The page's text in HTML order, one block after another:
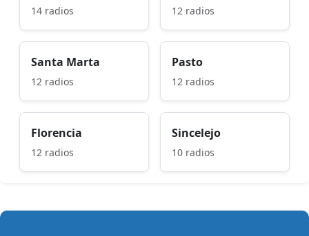
14 radios 12 radios
Santa Marta
12 radios
Pasto
12 radios
Florencia
12 radios
Sincelejo
10 radios